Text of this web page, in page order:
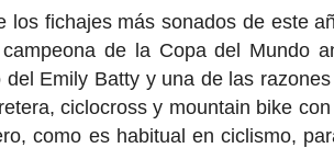
los fichajes más sonados de este
de la Copa del Mundo
del Emily Batty y una de las
ciclocross y mountain bike
como es habitual en ciclismo,